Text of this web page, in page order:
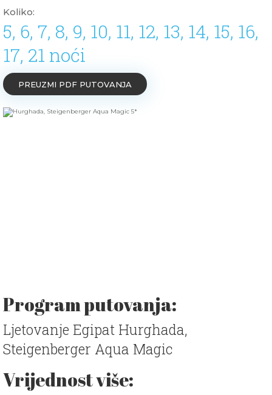
Koliko:
5, 6, 7, 8, 9, 10, 11, 12, 13, 14, 15, 16,
17, 21 noći
PREUZMI PDF PUTOVANJA
Program putovanja:
Ljetovanje Egipat Hurghada,
Steigenberger Aqua Magic
Vrijednost više: